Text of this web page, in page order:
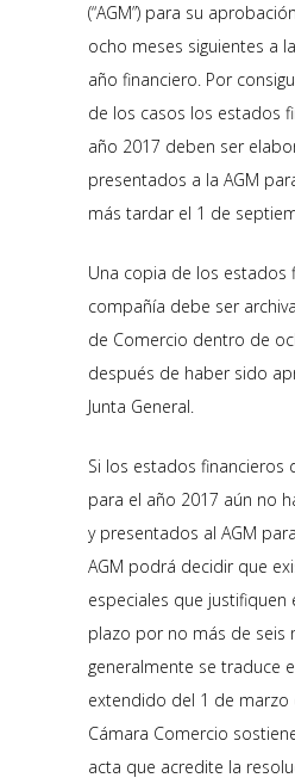
(“AGM”) para su
ocho meses siguientes a
año financiero. Por
de los casos los estados
año 2017 deben ser
presentados a la AGM
más tardar el 1 de
Una copia de los estados
compañía debe ser
de Comercio dentro de
después de haber sido
Junta General.
Si los estados financieros
para el año 2017 aún no
y presentados al AGM
AGM podrá decidir que
especiales que justifiquen
plazo por no más de seis
generalmente se traduce
extendido del 1 de marzo
Cámara Comercio
acta que acredite la